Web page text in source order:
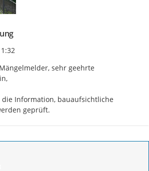
Erstellens
sehr geehrte
Information, bauaufsichtliche
geprüft.
Äußerung